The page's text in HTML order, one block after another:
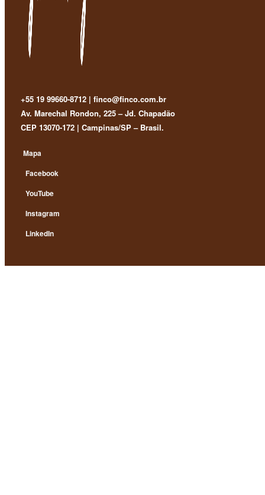
+55 19 99660-8712 | finco@finco.com.br
Av. Marechal Rondon, 225 – Jd. Chapadão
CEP 13070-172 | Campinas/SP – Brasil.
Mapa
Facebook
YouTube
Instagram
LinkedIn